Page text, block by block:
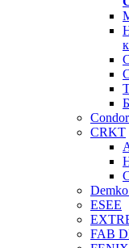
CRKT
ESEE
FAB